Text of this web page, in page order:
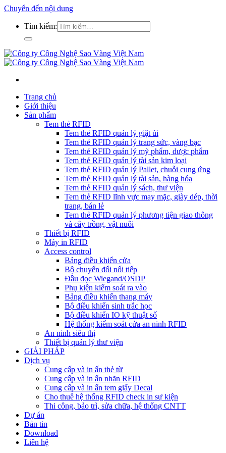
Chuyển đến nội dung
Tìm kiếm:
Trang chủ
Giới thiệu
Sản phẩm
Tem thẻ RFID
Tem thẻ RFID quản lý giặt ủi
Tem thẻ RFID quản lý trang sức, vàng bạc
Tem thẻ RFID quản lý mỹ phẩm, dược phẩm
Tem thẻ RFID quản lý tài sản kim loại
Tem thẻ RFID quản lý Pallet, chuỗi cung ứng
Tem thẻ RFID quản lý tài sản, hàng hóa
Tem thẻ RFID quản lý sách, thư viện
Tem thẻ RFID lĩnh vực may mặc, giày dép, thời
trang, bán lẻ
Tem thẻ RFID quản lý phương tiện giao thông
và cây trồng, vật nuôi
Thiết bị RFID
Máy in RFID
Access control
Bảng điều khiển cửa
Bộ chuyển đổi nối tiếp
Đầu đọc Wiegand/OSDP
Phụ kiện kiểm soát ra vào
Bảng điều khiển thang máy
Bộ điều khiển sinh trắc học
Bộ điều khiển IO kỹ thuật số
Hệ thống kiểm soát cửa an ninh RFID
An ninh siêu thị
Thiết bị quản lý thư viện
GIẢI PHÁP
Dịch vụ
Cung cấp và in ấn thẻ từ
Cung cấp và in ấn nhãn RFID
Cung cấp và in ấn tem giấy Decal
Cho thuê hệ thống RFID check in sự kiện
Thi công, bảo trì, sửa chữa, hệ thống CNTT
Dự án
Bản tin
Download
Liên hệ